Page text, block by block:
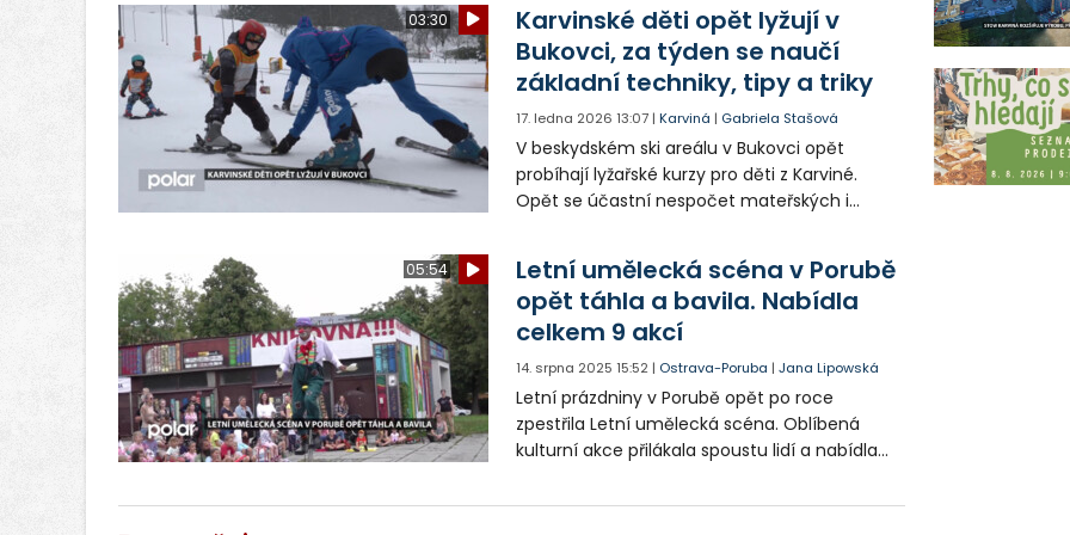
03:30
Karvinské děti opět lyžují v
Bukovci, za týden se naučí
základní techniky, tipy a triky
17. ledna 2026 13:07 |Karviná | Gabriela Stašová
V beskydském ski areálu v Bukovci opět
probíhají lyžařské kurzy pro děti z Karviné.
Opět se účastní nespočet mateřských i
05:54
Letní umělecká scéna v Porubě
opět táhla a bavila. Nabídla
celkem 9 akcí
14. srpna 2025 15:52 | Ostrava-Poruba |Jana Lipowská
Letní prázdniny v Porubě opět po roce
zpestřila Letní umělecká scéna. Oblíbená
kulturní akce přilákala spoustu lidí a nabídla